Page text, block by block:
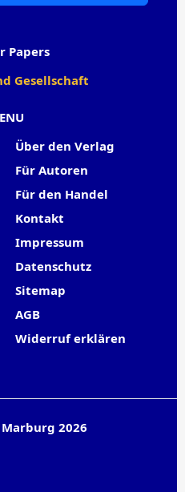
Über den Verlag
Für Autoren
Für den Handel
Kontakt
Impressum
Datenschutz
Sitemap
AGB
Widerruf erklären
Papers
Gesellschaft
2026